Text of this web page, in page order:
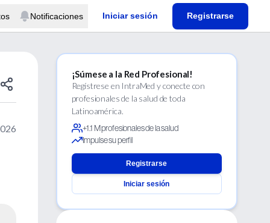
Notificaciones Iniciar sesión Registrarse
¡Súmese a la Red Profesional!
Regístrese en IntraMed y conecte con
profesionales de la salud de toda
Latinoamérica.
+1.1 M profesionales de la salud
Impulse su perfil
Registrarse
Iniciar sesión